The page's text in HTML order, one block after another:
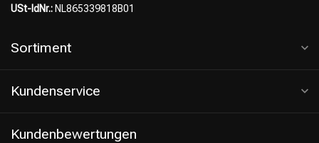
USt-IdNr.: NL865339818B01
Sortiment
Kundenservice
Kundenbewertungen